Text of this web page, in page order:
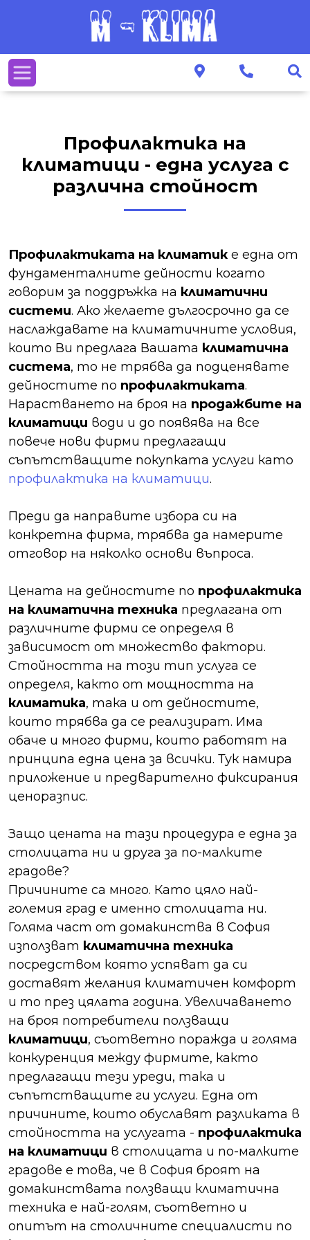
Профилактика на
климатици - една услуга с
различна стойност
Профилактиката на климатик е една от
фундаменталните дейности когато
говорим за поддръжка на климатични
системи. Ако желаете дългосрочно да се
наслаждавате на климатичните условия,
които Ви предлага Вашата климатична
система, то не трябва да подценявате
дейностите по профилактиката.
Нарастването на броя на продажбите на
климатици води и до появява на все
повече нови фирми предлагащи
съпътстващите покупката услуги като
профилактика на климатици.
Преди да направите избора си на
конкретна фирма, трябва да намерите
отговор на няколко основи въпроса.
Цената на дейностите по профилактика
на климатична техника предлагана от
различните фирми се определя в
зависимост от множество фактори.
Стойността на този тип услуга се
определя, както от мощността на
климатика, така и от дейностите,
които трябва да се реализират. Има
обаче и много фирми, които работят на
принципа една цена за всички. Тук намира
приложение и предварително фиксирания
ценоразпис.
Защо цената на тази процедура е една за
столицата ни и друга за по-малките
градове?
Причините са много. Като цяло най-
големия град е именно столицата ни.
Голяма част от домакинства в София
използват климатична техника
посредством която успяват да си
доставят желания климатичен комфорт
и то през цялата година. Увеличаването
на броя потребители ползващи
климатици, съответно поражда и голяма
конкуренция между фирмите, както
предлагащи тези уреди, така и
съпътстващите ги услуги. Една от
причините, които обуславят разликата в
стойността на услугата - профилактика
на климатици в столицата и по-малките
градове е това, че в София броят на
домакинствата ползващи климатична
техника е най-голям, съответно и
опитът на столичните специалисти по